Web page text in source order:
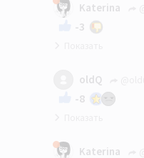
Katerina
-3
отсутствие
срачной теме?
oldQ
-8
это я
Katerina